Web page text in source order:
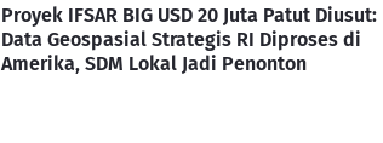
Proyek IFSAR BIG USD 20 Juta Patut Diusut:
Data Geospasial Strategis RI Diproses di
Amerika, SDM Lokal Jadi Penonton